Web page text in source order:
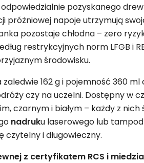
pozyskanego
próżniowej napoje utrzymują
pozostaje chłodna – zero
restrykcyjnych norm LFGB i
środowisku.
162 g i pojemność 360
czy na uczelni. Dostępny w
czarnym i białym – każdy z
nadruku laserowego lub
czytelny i długowieczny.
z certyfikatem RCS i